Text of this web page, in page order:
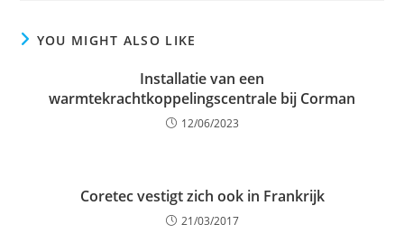
YOU MIGHT ALSO LIKE
Installatie van een
warmtekrachtkoppelingscentrale bij Corman
12/06/2023
Coretec vestigt zich ook in Frankrijk
21/03/2017